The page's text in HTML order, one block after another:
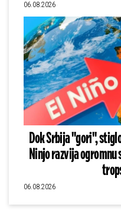
06.08.2026
Dok Srbija "gori",
Ninjo razvija ogromnu
06.08.2026